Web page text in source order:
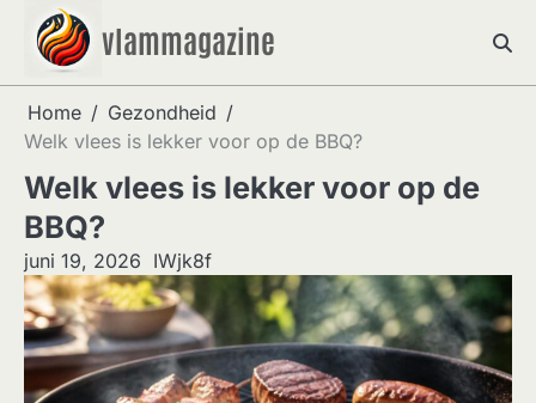
content
vlammagazine
Home
Gezondheid
Welk vlees is lekker voor op de BBQ?
Welk vlees is lekker voor op de
BBQ?
juni 19, 2026 IWjk8f